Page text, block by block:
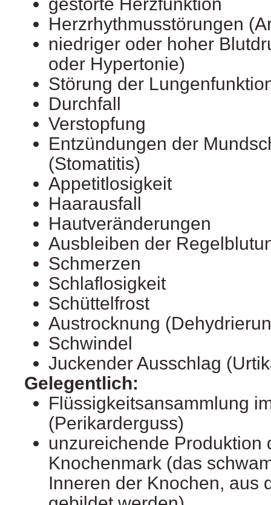
gestörte Herzfunktion
Herzrhythmusstörungen
niedriger oder hoher
oder Hypertonie)
Störung der
Durchfall
Verstopfung
Entzündungen der
(Stomatitis)
Appetitlosigkeit
Haarausfall
Hautveränderungen
Ausbleiben der
Schmerzen
Schlaflosigkeit
Schüttelfrost
Austrocknung
Schwindel
Juckender Ausschlag
Gelegentlich:
Flüssigkeitsansammlung
(Perikarderguss)
unzureichende Produktion
Knochenmark (das
Inneren der Knochen, aus